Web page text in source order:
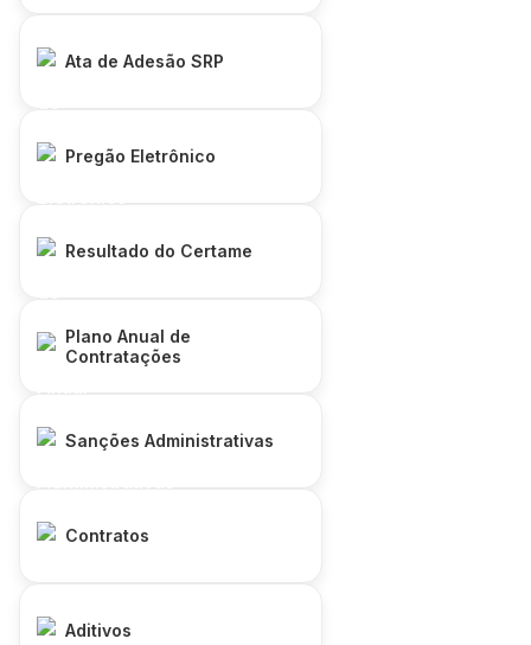
Ata de Adesão SRP
Pregão Eletrônico
Resultado do Certame
Plano Anual de
Contratações
Sanções Administrativas
Contratos
Aditivos